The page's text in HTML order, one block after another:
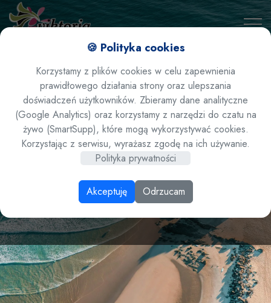
🍪 Polityka cookies
Korzystamy z plików cookies w celu zapewnienia
prawidłowego działania strony oraz ulepszania
doświadczeń użytkowników. Zbieramy dane analityczne
(Google Analytics) oraz korzystamy z narzędzi do czatu na
żywo (SmartSupp), które mogą wykorzystywać cookies.
Korzystając z serwisu, wyrażasz zgodę na ich używanie.
Polityka prywatności
Akceptuję Odrzucam
Grecja / Lefkada -
hotel Ianos *** HB
samolotem !!! 2024